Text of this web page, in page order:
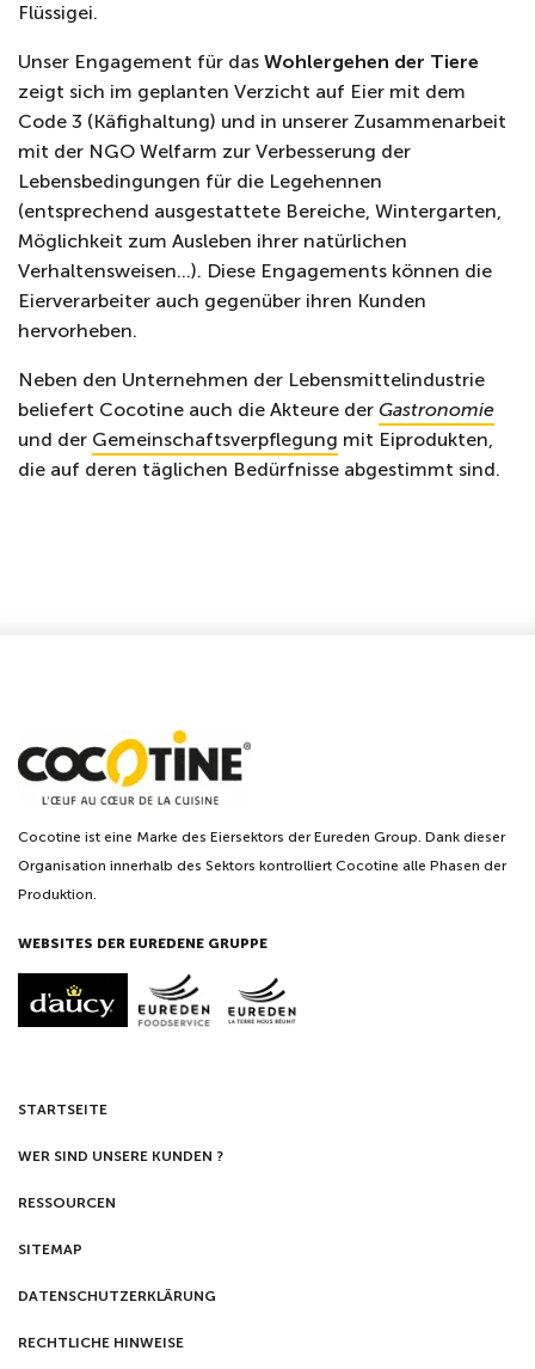
Flüssigei.
Unser Engagement für das Wohlergehen der Tiere
zeigt sich im geplanten Verzicht auf Eier mit dem
Code 3 (Käfighaltung) und in unserer Zusammenarbeit
mit der NGO Welfarm zur Verbesserung der
Lebensbedingungen für die Legehennen
(entsprechend ausgestattete Bereiche, Wintergarten,
Möglichkeit zum Ausleben ihrer natürlichen
Verhaltensweisen…). Diese Engagements können die
Eierverarbeiter auch gegenüber ihren Kunden
hervorheben.
Neben den Unternehmen der Lebensmittelindustrie
beliefert Cocotine auch die Akteure der Gastronomie
und der Gemeinschaftsverpflegung mit Eiprodukten,
die auf deren täglichen Bedürfnisse abgestimmt sind.
Cocotine ist eine Marke des Eiersektors der Eureden Group. Dank dieser
Organisation innerhalb des Sektors kontrolliert Cocotine alle Phasen der
Produktion.
WEBSITES DER EUREDENE GRUPPE
STARTSEITE
WER SIND UNSERE KUNDEN ?
RESSOURCEN
SITEMAP
DATENSCHUTZERKLÄRUNG
RECHTLICHE HINWEISE